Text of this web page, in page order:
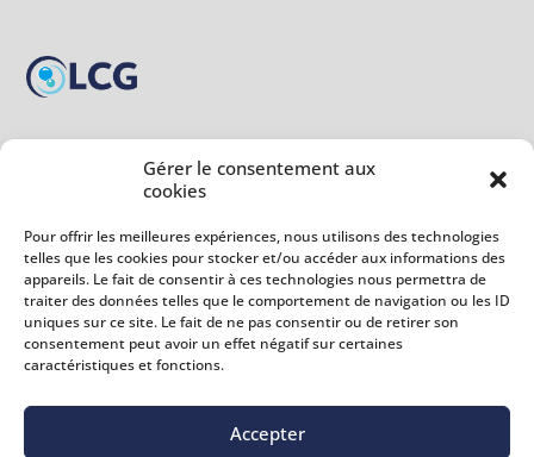
Gérer le consentement aux
cookies
Pour offrir les meilleures expériences, nous utilisons des technologies
telles que les cookies pour stocker et/ou accéder aux informations des
appareils. Le fait de consentir à ces technologies nous permettra de
traiter des données telles que le comportement de navigation ou les ID
uniques sur ce site. Le fait de ne pas consentir ou de retirer son
consentement peut avoir un effet négatif sur certaines
caractéristiques et fonctions.
Accepter
Nous trouver
32 Avenue Graham Bell Lot A4
Nous contacter
lcg77@orange.fr
01 60 35 97 28